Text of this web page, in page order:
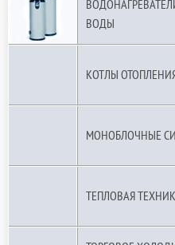
ВОДЫ
КОТЛЫ
МОНОБЛОЧНЫЕ
ТЕПЛОВАЯ